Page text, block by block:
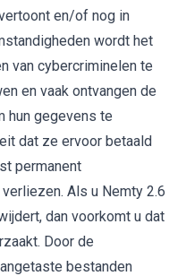
en/of nog in
wordt het
van cybercriminelen te
en vaak ontvangen de
hun gegevens te
dat ze ervoor betaald
permanent
Als u Nemty 2.6
dan voorkomt u dat
Door de
bestanden